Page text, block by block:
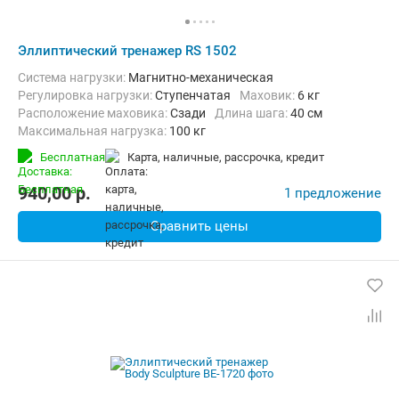
Эллиптический тренажер RS 1502
Система нагрузки: Магнитно-механическая
Регулировка нагрузки:Ступенчатая Маховик: 6 кг
Расположение маховика:Сзади Длина шага:40 см
Максимальная нагрузка: 100 кг
Бесплатная карта, наличные, рассрочка, кредит
940,00p. 1 предложение
Сравнить цены